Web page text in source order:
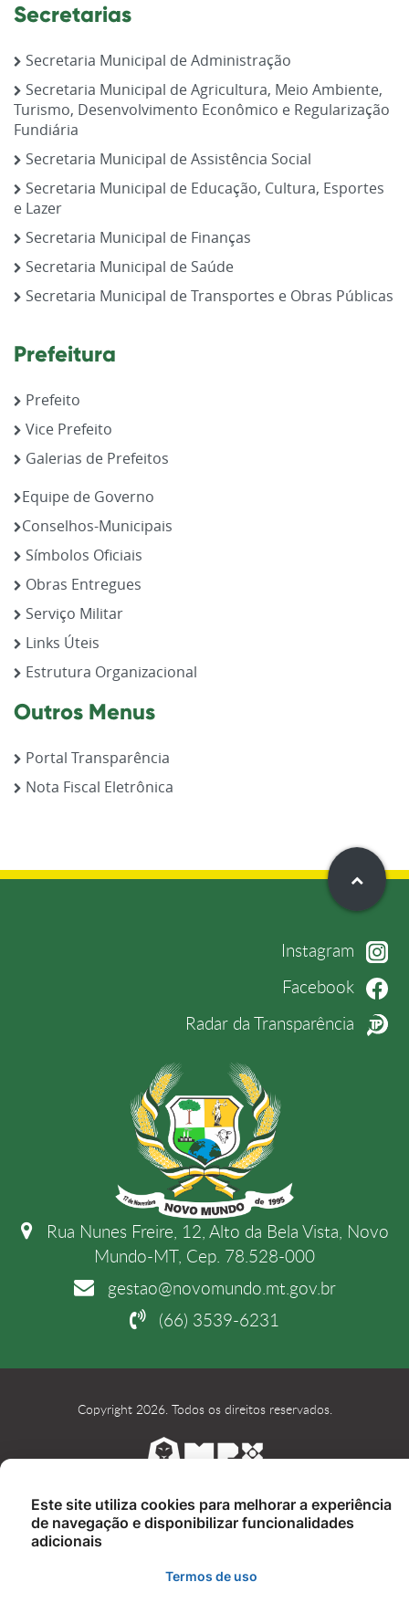
Secretarias
Secretaria Municipal de Administração
Secretaria Municipal de Agricultura, Meio Ambiente,
Turismo, Desenvolvimento Econômico e Regularização
Fundiária
Secretaria Municipal de Assistência Social
Secretaria Municipal de Educação, Cultura, Esportes
e Lazer
Secretaria Municipal de Finanças
Secretaria Municipal de Saúde
Secretaria Municipal de Transportes e Obras Públicas
Prefeitura
Prefeito
Vice Prefeito
Galerias de Prefeitos
Equipe de Governo
Conselhos-Municipais
Símbolos Oficiais
Obras Entregues
Serviço Militar
Links Úteis
Estrutura Organizacional
Outros Menus
Portal Transparência
Nota Fiscal Eletrônica
Instagram
Facebook
Radar da Transparência
Rua Nunes Freire, 12, Alto da Bela Vista, Novo
Mundo-MT, Cep. 78.528-000
gestao@novomundo.mt.gov.br
(66) 3539-6231
Copyright 2026. Todos os direitos reservados.
Este site utiliza cookies para melhorar a experiência
de navegação e disponibilizar funcionalidades
adicionais
Termos de uso